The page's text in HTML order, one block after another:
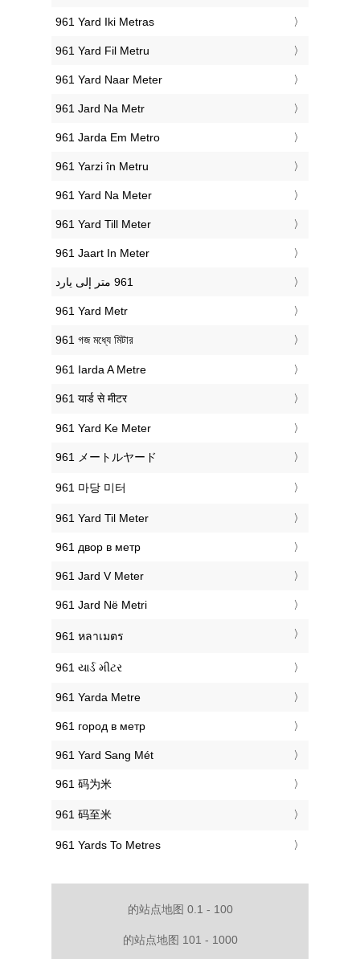
‎961 Yard Iki Metras
‎961 Yard Fil Metru
‎961 Yard Naar Meter
‎961 Jard Na Metr
‎961 Jarda Em Metro
‎961 Yarzi în Metru
‎961 Yard Na Meter
‎961 Yard Till Meter
‎961 Jaart In Meter
‎961 Yard Metr
‎961 গজ মধ্যে মিটার
‎961 Iarda A Metre
‎961 यार्ड से मीटर
‎961 Yard Ke Meter
‎961 メートルヤード
‎961 마당 미터
‎961 Yard Til Meter
‎961 двор в метр
‎961 Jard V Meter
‎961 Jard Në Metri
‎961 หลาเมตร
‎961 યાર્ડ મીટર
‎961 Yarda Metre
‎961 город в метр
‎961 Yard Sang Mét
‎961 码为米
‎961 码至米
‎961 Yards To Metres
的站点地图 0.1 - 100
的站点地图 101 - 1000